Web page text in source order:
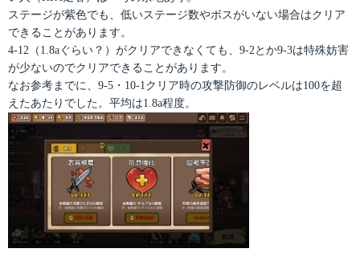
ステージが紫色でも、低いステージ数やボスがいない場合はクリア
できることがあります。
4-12（1.8aぐらい？）がクリアできなくても、9-2とか9-3は特殊妨害
が少ないのでクリアできることがあります。
なお参考までに、9-5・10-1クリア時の攻撃防御のレベルは100を超
えたあたりでした。平均は1.8a程度。